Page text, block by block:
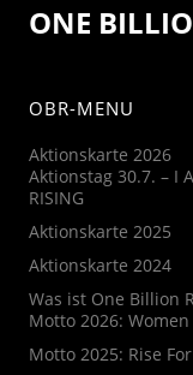
ONE
OBR-MENU
Aktionskarte 2026
Aktionstag 30.7. – I
RISING
Aktionskarte 2025
Aktionskarte 2024
Was ist One Billion
Motto 2026:
Motto 2025: Rise